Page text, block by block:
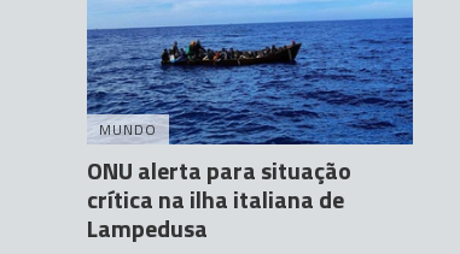
MUNDO
ONU alerta para situação
crítica na ilha italiana de
Lampedusa